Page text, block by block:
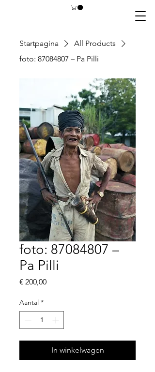
Startpagina
All Products
foto: 87084807 – Pa Pilli
foto: 87084807 –
Pa Pilli
€ 200,00Prijs
Aantal *
In winkelwagen